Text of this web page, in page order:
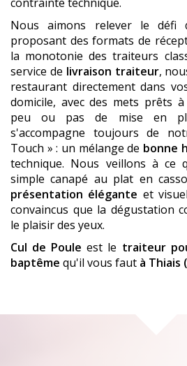
Nous aimons relever le défi
proposant des formats de
la monotonie des traiteurs
service de livraison traiteur,
restaurant directement dans
domicile, avec des mets prêts
peu ou pas de mise en
s'accompagne toujours de
Touch » : un mélange de bonne
technique. Nous veillons à ce
simple canapé au plat en
présentation élégante et
convaincus que la dégustation
le plaisir des yeux.
Cul de Poule est le traiteur
baptême qu'il vous faut à Thiais